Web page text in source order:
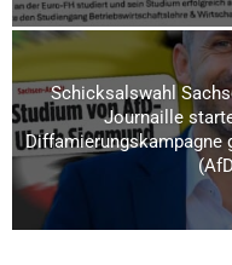
Schicksalswahl
Journaille
Diffamierungskampagne